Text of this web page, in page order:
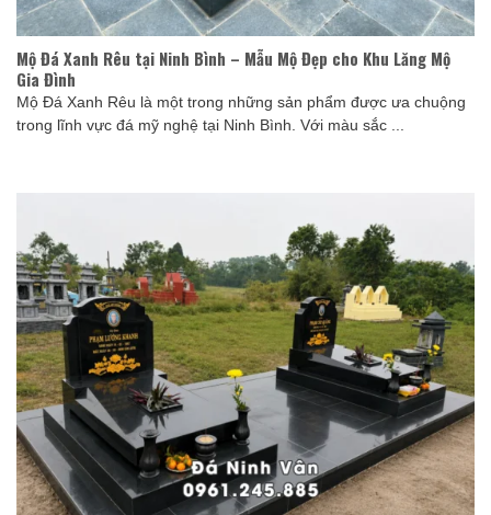
Mộ Đá Xanh Rêu tại Ninh Bình – Mẫu Mộ Đẹp cho Khu Lăng Mộ
Gia Đình
Mộ Đá Xanh Rêu là một trong những sản phẩm được ưa chuộng
trong lĩnh vực đá mỹ nghệ tại Ninh Bình. Với màu sắc ...